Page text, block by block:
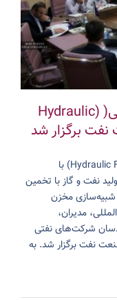
دوره تخصصی شکست هیدورلیکی( (Hydraulic
دوره تخصصی شکست هیدورلیکی(Hydraulic Fracturing) با
نفت و گاز با تخمین
شبیه‌سازی مخزن
مدیران،
شرکت‌های نفتی
نفت برگزار شد. به